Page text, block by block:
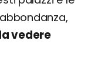
vedere